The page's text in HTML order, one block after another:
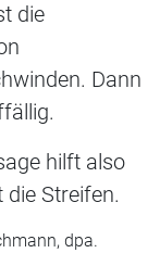
die
Dann
hilft also
Streifen.
dpa.